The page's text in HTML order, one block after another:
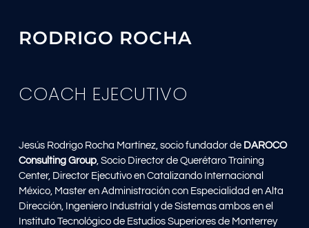
RODRIGO ROCHA
COACH EJECUTIVO
Jesús Rodrigo Rocha Martínez, socio fundador de DAROCO
Consulting Group, Socio Director de Querétaro Training
Center, Director Ejecutivo en Catalizando Internacional
México, Master en Administración con Especialidad en Alta
Dirección, Ingeniero Industrial y de Sistemas ambos en el
Instituto Tecnológico de Estudios Superiores de Monterrey